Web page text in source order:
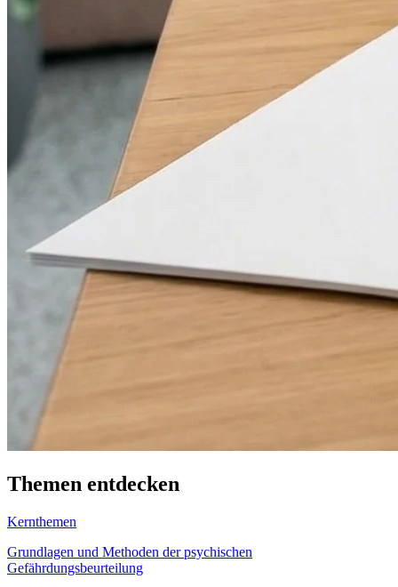
Themen entdecken
Kernthemen
Grundlagen und Methoden der psychischen
Gefährdungsbeurteilung